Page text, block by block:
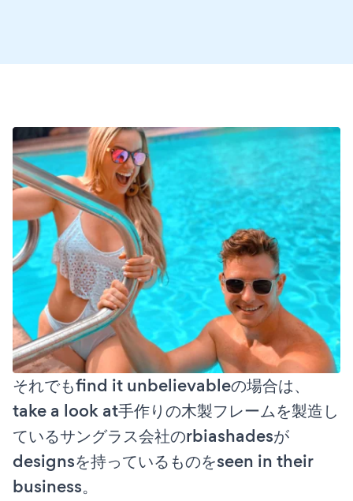
それでもfind it unbelievableの場合は、
take a look at手作りの木製フレームを製造し
ているサングラス会社のrbiashadesが
designsを持っているものをseen in their
business。